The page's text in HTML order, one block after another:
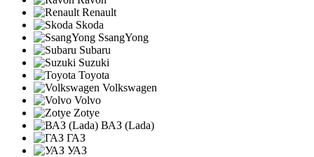
Renault
Skoda
SsangYong
Subaru
Suzuki
Toyota
Volkswagen
Volvo
Zotye
ВАЗ (Lada)
ГАЗ
УАЗ